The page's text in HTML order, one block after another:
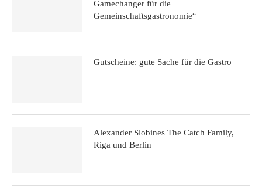
Gamechanger für die
Gemeinschaftsgastronomie“
Gutscheine: gute Sache für die Gastro
Alexander Slobines The Catch Family,
Riga und Berlin